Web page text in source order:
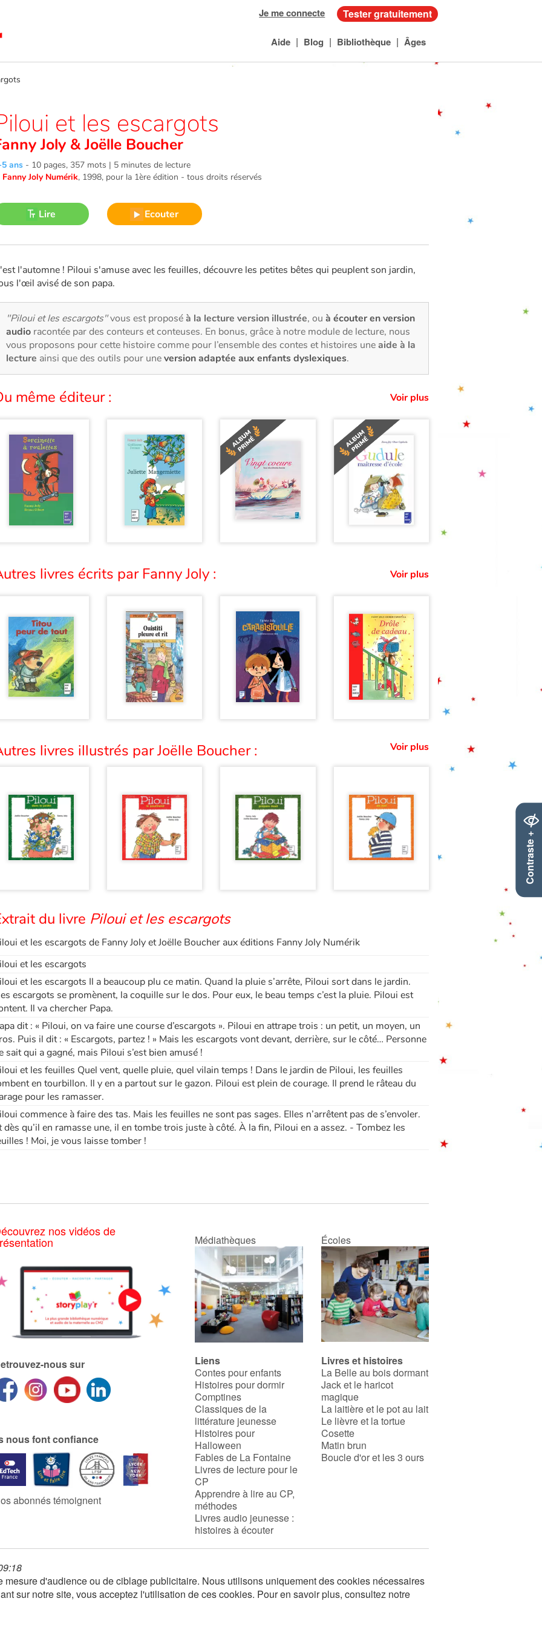
Contraste +
Je me connecte Tester gratuitement
Aide | Blog | Bibliothèque | Âges
et les escargots
Joly &Joëlle Boucher
ans - 10 pages, 357 mots | 5 minutes de lecture
Fanny Joly Numérik, 1998, pour la 1ère édition - tous droits réservés
Lire Ecouter
l'automne ! Piloui s'amuse avec les feuilles, découvre les petites bêtes qui peuplent son jardin,
l'œil avisé de son papa.
"Piloui et les escargots"vous est proposéà la lecture version illustrée, ou à écouter en version
audio racontée par des conteurs et conteuses. En bonus, grâce à notre module de lecture, nous
vous proposons pour cette histoire comme pour l’ensemble des contes et histoires uneaide à la
lecture ainsi que des outils pour uneversion adaptée aux enfants dyslexiques.
même éditeur : Voir plus
livres écrits par Fanny Joly : Voir plus
livres illustrés par Joëlle Boucher : Voir plus
du livre Piloui et les escargots
et les escargots de Fanny Joly et Joëlle Boucher aux éditions Fanny Joly Numérik
et les escargots
et les escargots Il a beaucoup plu ce matin. Quand la pluie s’arrête, Piloui sort dans le jardin.
escargots se promènent, la coquille sur le dos. Pour eux, le beau temps c’est la pluie. Piloui est
Il va chercher Papa.
dit : « Piloui, on va faire une course d’escargots ». Piloui en attrape trois : un petit, un moyen, un
Puis il dit : « Escargots, partez ! » Mais les escargots vont devant, derrière, sur le côté… Personne
sait qui a gagné, mais Piloui s’est bien amusé !
et les feuilles Quel vent, quelle pluie, quel vilain temps ! Dans le jardin de Piloui, les feuilles
en tourbillon. Il y en a partout sur le gazon. Piloui est plein de courage. Il prend le râteau du
pour les ramasser.
commence à faire des tas. Mais les feuilles ne sont pas sages. Elles n’arrêtent pas de s’envoler.
dès qu’il en ramasse une, il en tombe trois juste à côté. À la fin, Piloui en a assez. - Tombez les
! Moi, je vous laisse tomber !
nos vidéos de
nous sur
nous font confiance
abonnés témoignent
Médiathèques Écoles
Liens
Contes pour enfants
Histoires pour dormir
Comptines
Classiques de la
littérature jeunesse
Histoires pour
Halloween
Fables de La Fontaine
Livres de lecture pour le
CP
Apprendre à lire au CP,
méthodes
Livres audio jeunesse :
histoires à écouter
Livres et histoires
La Belle au bois dormant
Jack et le haricot
magique
La laitière et le pot au lait
Le lièvre et la tortue
Cosette
Matin brun
Boucle d'or et les 3 ours
d'audience ou de ciblage publicitaire. Nous utilisons uniquement des cookies nécessaires
sur notre site, vous acceptez l'utilisation de ces cookies. Pour en savoir plus, consultez notre